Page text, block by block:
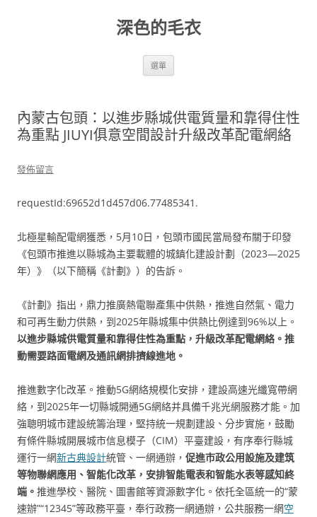
深色的毛衣
選單
內蒙古包頭：以進步縣城供電質量和靠得住性
為重點 JIUYI俱意空間設計升級改革配電網絡
發佈留言
requestId:69652d1d457d06.77485341.
北極星輸配電網獲悉，5月10日，包頭市國民當局發布關于印發
《包頭市推進以縣城為主要載體的城鎮化建設計劃（2023—2025
年）》（以下簡稱《計劃》）的告訴。
《計劃》指出，鼎力推廣熱電聯產集中供熱，推進自然氣、電力
和可再生動力供熱，到2025年縣城集中供熱比例達到96%以上。
以進步縣城供電質量和靠得住性為重點，升級改革配電網絡。 推
動需要路面電網及通訊網排擠線進地。
推進數字化改革。推動5G網絡規模化安排，建設高速光纖寬帶網
絡，到2025年一切縣城開通5G網絡并具備千兆光網服務才能。加
強聰明城市建設統籌治理，堅持統一規劃建設、分步實施，鼓勵
有條件縣城開展城市信息模子（CIM）平臺建設，有序奉行縣城
運行一網新古典設計統管、一網通辦， 促進市政公用設施及建筑
等物聯網應用、智能化改革，安排智能電表和智能水表等感知終
端。 推進學校、醫院、圖書館等資源數字化。依托全區統一的“蒙
速辦”“12345”等政務平臺，奉行政務一網通辦，公共服務一網空